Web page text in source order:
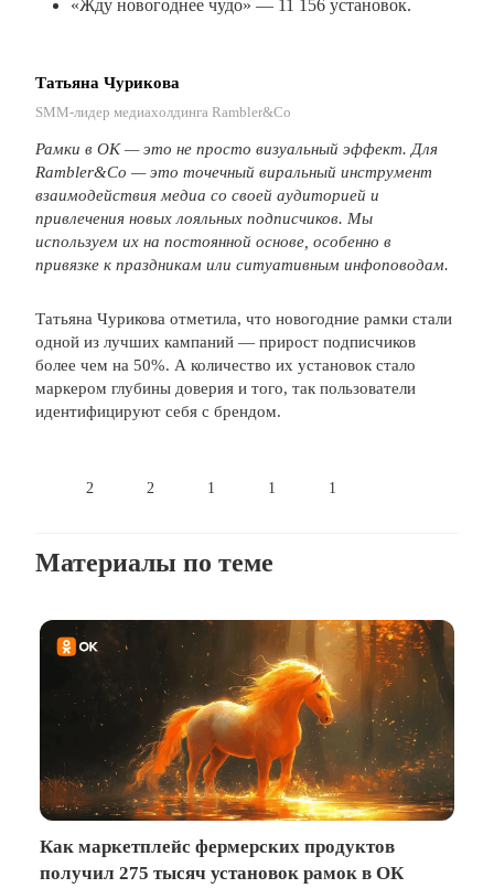
«Жду новогоднее чудо» — 11 156 установок.
Татьяна Чурикова
SMM-лидер медиахолдинга Rambler&Co
Рамки в ОК — это не просто визуальный эффект. Для
Rambler&Co — это точечный виральный инструмент
взаимодействия медиа со своей аудиторией и
привлечения новых лояльных подписчиков. Мы
используем их на постоянной основе, особенно в
привязке к праздникам или ситуативным инфоповодам.
Татьяна Чурикова отметила, что новогодние рамки стали
одной из лучших кампаний — прирост подписчиков
более чем на 50%. А количество их установок стало
маркером глубины доверия и того, так пользователи
идентифицируют себя с брендом.
2 2 1 1 1
Материалы по теме
Как маркетплейс фермерских продуктов
получил 275 тысяч установок рамок в ОК